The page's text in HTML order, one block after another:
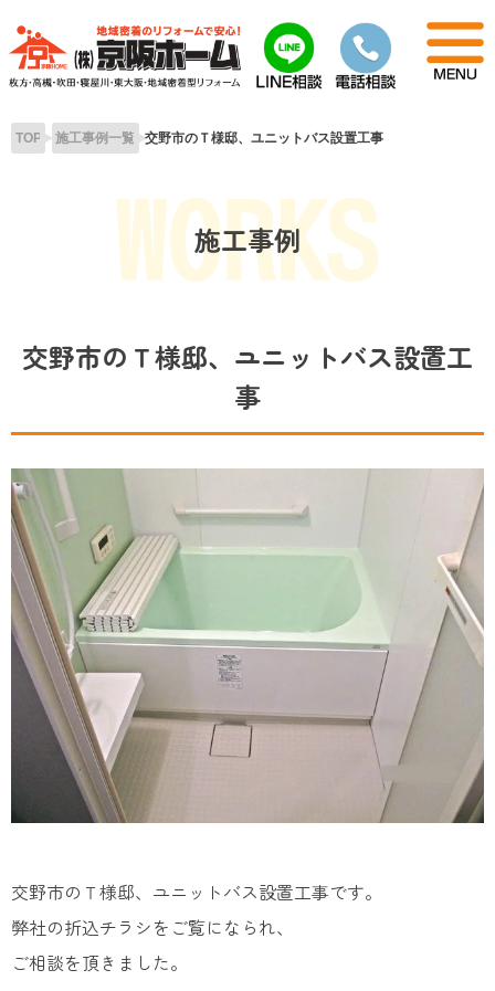
content
TOP 施工事例一覧 交野市のＴ様邸、ユニットバス設置工事
施工事例
交野市のＴ様邸、ユニットバス設置工
事
交野市のＴ様邸、ユニットバス設置工事です。
弊社の折込チラシをご覧になられ、
ご相談を頂きました。